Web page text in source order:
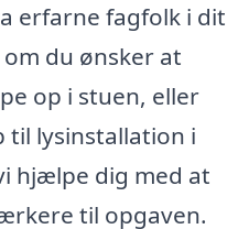
erfarne fagfolk i dit
du ønsker at
op i stuen, eller
lysinstallation i
hjælpe dig med at
til opgaven.